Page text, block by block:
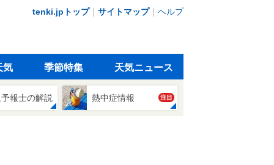
tenki.jpトップ｜ サイトマップ｜ ヘルプ
気 季節特集 天気ニュース
報士の解説 熱中症情報 注目